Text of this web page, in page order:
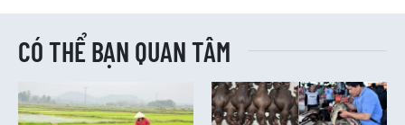
CÓ THỂ BẠN QUAN TÂM